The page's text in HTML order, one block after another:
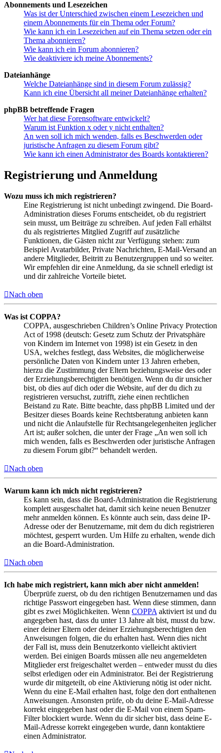
Abonnements und Lesezeichen
Was ist der Unterschied zwischen einem Lesezeichen und
einem Abonnements für ein Thema oder Forum?
Wie kann ich ein Lesezeichen auf ein Thema setzen oder ein
Thema abonnieren?
Wie kann ich ein Forum abonnieren?
Wie deaktiviere ich meine Abonnements?
Dateianhänge
Welche Dateianhänge sind in diesem Forum zulässig?
Kann ich eine Übersicht all meiner Dateianhänge erhalten?
phpBB betreffende Fragen
Wer hat diese Forensoftware entwickelt?
Warum ist Funktion x oder y nicht enthalten?
An wen soll ich mich wenden, falls es Beschwerden oder
juristische Anfragen zu diesem Forum gibt?
Wie kann ich einen Administrator des Boards kontaktieren?
Registrierung und Anmeldung
Wozu muss ich mich registrieren?
Eine Registrierung ist nicht unbedingt zwingend. Die Board-
Administration dieses Forums entscheidet, ob du registriert
sein musst, um Beiträge zu schreiben. Auf jeden Fall erhältst
du als registriertes Mitglied Zugriff auf zusätzliche
Funktionen, die Gästen nicht zur Verfügung stehen: zum
Beispiel Avatarbilder, Private Nachrichten, E-Mail-Versand an
andere Mitglieder, Beitritt zu Benutzergruppen und so weiter.
Wir empfehlen dir eine Anmeldung, da sie schnell erledigt ist
und dir zahlreiche Vorteile bietet.
Nach oben
Was ist COPPA?
COPPA, ausgeschrieben Children’s Online Privacy Protection
Act of 1998 (deutsch: Gesetz zum Schutz der Privatsphäre
von Kindern im Internet von 1998) ist ein Gesetz in den
USA, welches festlegt, dass Websites, die möglicherweise
persönliche Daten von Kindern unter 13 Jahren erheben,
hierzu die Zustimmung der Eltern beziehungsweise des oder
der Erziehungsberechtigten benötigen. Wenn du dir unsicher
bist, ob dies auf dich oder die Website, auf der du dich zu
registrieren versuchst, zutrifft, ziehe einen rechtlichen
Beistand zu Rate. Bitte beachte, dass phpBB Limited und der
Besitzer dieses Boards keine Rechtsberatung anbieten kann
und nicht die Anlaufstelle für Rechtsangelegenheiten jeglicher
Art ist; außer solchen, die unter der Frage „An wen soll ich
mich wenden, falls es Beschwerden oder juristische Anfragen
zu diesem Forum gibt?“ behandelt werden.
Nach oben
Warum kann ich mich nicht registrieren?
Es kann sein, dass die Board-Administration die Registrierung
komplett ausgeschaltet hat, damit sich keine neuen Benutzer
mehr anmelden können. Es könnte auch sein, dass deine IP-
Adresse oder der Benutzername, mit dem du dich registrieren
möchtest, gesperrt wurden. Um Hilfe zu erhalten, wende dich
an die Board-Administration.
Nach oben
Ich habe mich registriert, kann mich aber nicht anmelden!
Überprüfe zuerst, ob du den richtigen Benutzernamen und das
richtige Passwort eingegeben hast. Wenn diese stimmen, dann
gibt es zwei Möglichkeiten. Wenn COPPA aktiviert ist und du
angegeben hast, dass du unter 13 Jahre alt bist, musst du bzw.
einer deiner Eltern oder deiner Erziehungsberechtigten den
Anweisungen folgen, die du erhalten hast. Wenn dies nicht
der Fall ist, muss dein Benutzerkonto vielleicht aktiviert
werden. Bei einigen Boards müssen alle neu angemeldeten
Mitglieder erst freigeschaltet werden – entweder musst du dies
selbst erledigen oder ein Administrator. Bei der Registrierung
wurde dir mitgeteilt, ob eine Aktivierung nötig ist oder nicht.
Wenn du eine E-Mail erhalten hast, folge den dort enthaltenen
Anweisungen. Ansonsten prüfe, ob du deine E-Mail-Adresse
korrekt eingegeben hast oder die E-Mail von einem Spam-
Filter blockiert wurde. Wenn du dir sicher bist, dass deine E-
Mail-Adresse korrekt eingegeben wurde, dann kontaktiere
einen Administrator.